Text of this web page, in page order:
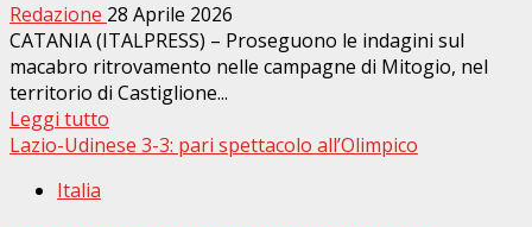
Redazione 28 Aprile 2026
CATANIA (ITALPRESS) – Proseguono le indagini sul
macabro ritrovamento nelle campagne di Mitogio, nel
territorio di Castiglione...
Leggi tutto
Lazio-Udinese 3-3: pari spettacolo all’Olimpico
Italia